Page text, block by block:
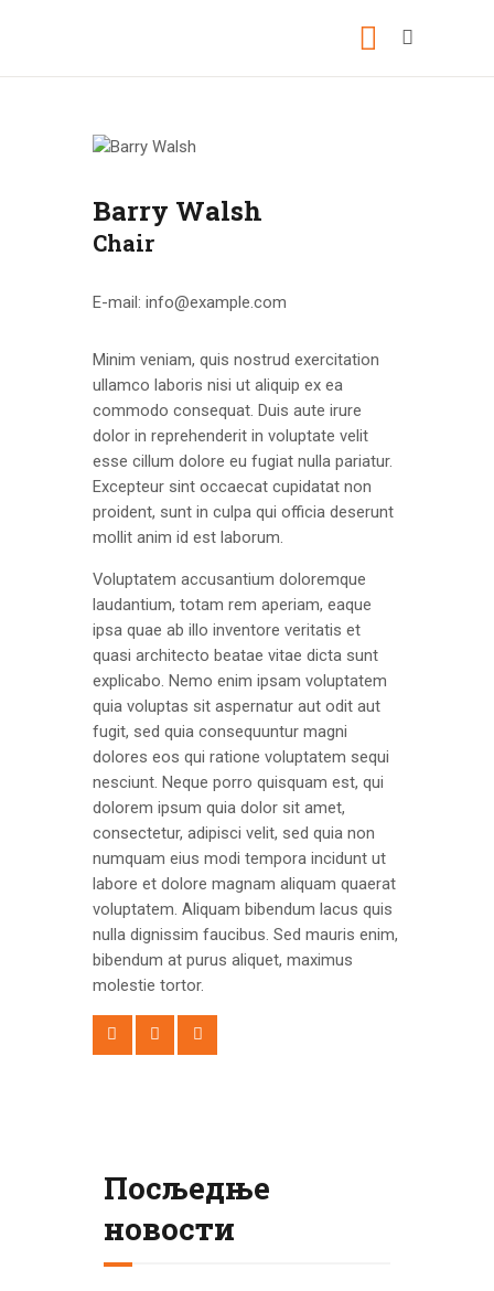
ПОЧЕТНА
О НАМА
НОВОСТИ
ФОТО
КОНТАКТ
Barry Walsh
Chair
E-mail: info@example.com
Minim veniam, quis nostrud exercitation
ullamco laboris nisi ut aliquip ex ea
commodo consequat. Duis aute irure
dolor in reprehenderit in voluptate velit
esse cillum dolore eu fugiat nulla pariatur.
Excepteur sint occaecat cupidatat non
proident, sunt in culpa qui officia deserunt
mollit anim id est laborum.
Voluptatem accusantium doloremque
laudantium, totam rem aperiam, eaque
ipsa quae ab illo inventore veritatis et
quasi architecto beatae vitae dicta sunt
explicabo. Nemo enim ipsam voluptatem
quia voluptas sit aspernatur aut odit aut
fugit, sed quia consequuntur magni
dolores eos qui ratione voluptatem sequi
nesciunt. Neque porro quisquam est, qui
dolorem ipsum quia dolor sit amet,
consectetur, adipisci velit, sed quia non
numquam eius modi tempora incidunt ut
labore et dolore magnam aliquam quaerat
voluptatem. Aliquam bibendum lacus quis
nulla dignissim faucibus. Sed mauris enim,
bibendum at purus aliquet, maximus
molestie tortor.
Посљедње
новости